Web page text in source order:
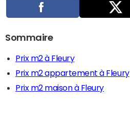
Sommaire
Prix m2 à Fleury
Prix m2 appartement à Fleury
Prix m2 maison à Fleury